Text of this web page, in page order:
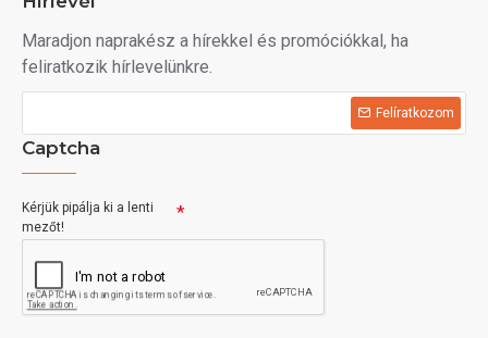
Maradjon naprakész a hírekkel és promóciókkal, ha
feliratkozik hírlevelünkre.
Felíratkozom
Captcha
Kérjük pipálja ki a lenti
mezőt!